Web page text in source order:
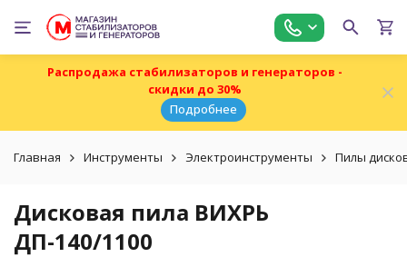
Распродажа стабилизаторов и генераторов -
скидки до 30%
Подробнее
Главная Инструменты Электроинструменты Пилы
Дисковая пила ВИХРЬ
ДП-140/1100